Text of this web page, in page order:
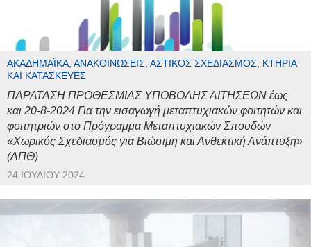
ΑΚΑΔΗΜΑΪΚΆ, ΑΝΑΚΟΙΝΏΣΕΙΣ, ΑΣΤΙΚΌΣ ΣΧΕΔΙΑΣΜΌΣ, ΚΤΉΡΙΑ
ΚΑΙ ΚΑΤΑΣΚΕΥΈΣ
ΠΑΡΑΤΑΣΗ ΠΡΟΘΕΣΜΙΑΣ ΥΠΟΒΟΛΗΣ ΑΙΤΗΣΕΩΝ έως
και 20-8-2024 Για την εισαγωγή μεταπτυχιακών φοιτητών και
φοιτητριών στο Πρόγραμμα Μεταπτυχιακών Σπουδών
«Χωρικός Σχεδιασμός για Βιώσιμη και Ανθεκτική Ανάπτυξη»
(ΑΠΘ)
24 ΙΟΥΛΊΟΥ 2024